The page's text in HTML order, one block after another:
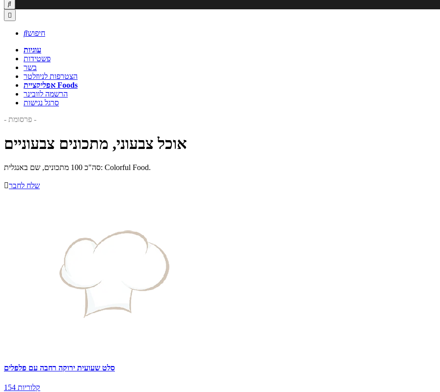


חיפוש
עוגיות
פשטידות
בשר
הצטרפות לניוזלטר
אפליקציית Foods
הרשמה לוובינר
סרגל נגישות
- פרסומת -
אוכל צבעוני, מתכונים צבעוניים
סה"כ 100 מתכונים, שם באנגלית: Colorful Food.
שלח לחבר
סלט שעועית ירוקה רחבה עם פלפלים
154 קלוריות